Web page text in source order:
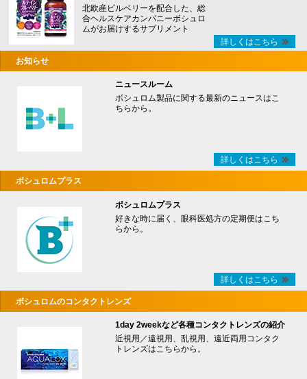
北欧産ビルベリーを配合した、総
合ヘルスケアカンパニーボシュロ
ムがお届けするサプリメント
詳しくはこちら
お知らせ
ニュースルーム
ボシュロム製品に関する最新のニュースはこ
ちらから。
詳しくはこちら
ボシュロムプラス
ボシュロムプラス
好きな時に届く、眼科医処方の定期便はこち
らから。
詳しくはこちら
ボシュロムのコンタクトレンズ
1day 2weekなど各種コンタクトレンズの紹介
近視用／遠視用、乱視用、遠近両用コンタク
トレンズはこちらから。